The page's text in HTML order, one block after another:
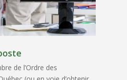
de l’Ordre des